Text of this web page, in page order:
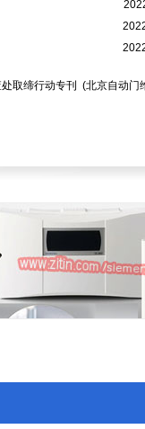
取缔行动专刊 (北京自动门